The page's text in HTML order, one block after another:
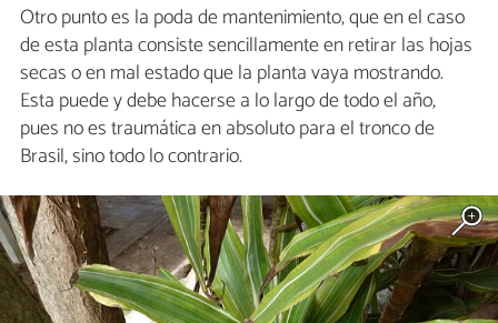
Otro punto es la poda de mantenimiento, que en el caso
de esta planta consiste sencillamente en retirar las hojas
secas o en mal estado que la planta vaya mostrando.
Esta puede y debe hacerse a lo largo de todo el año,
pues no es traumática en absoluto para el tronco de
Brasil, sino todo lo contrario.